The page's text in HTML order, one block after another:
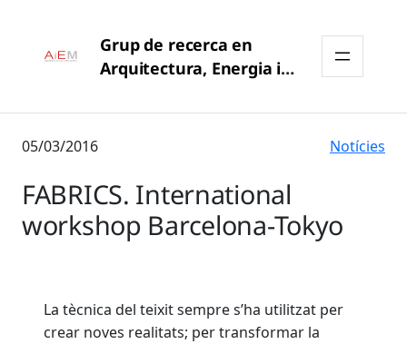
Grup de recerca en
Arquitectura, Energia i
UPC)
05/03/2016 Notícies
FABRICS. International
workshop Barcelona-Tokyo
La tècnica del teixit sempre s’ha utilitzat per
crear noves realitats; per transformar la